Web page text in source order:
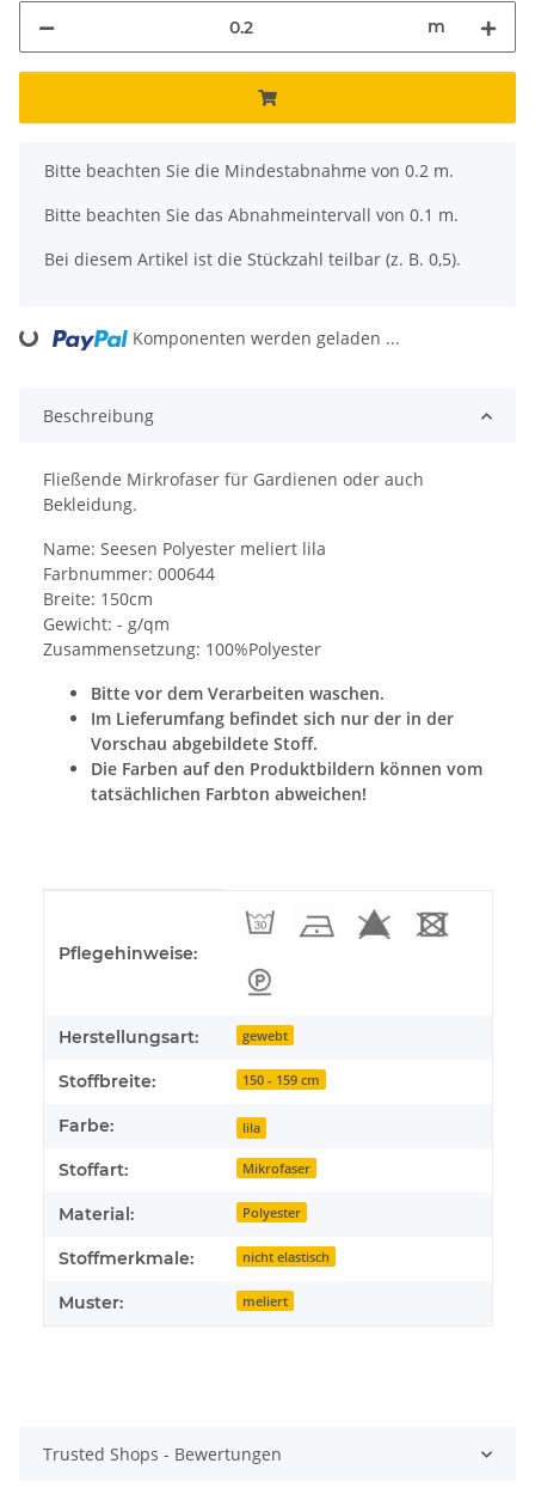
m
x
Bitte beachten Sie die Mindestabnahme von 0.2 m.
Bitte beachten Sie das Abnahmeintervall von 0.1 m.
Bei diesem Artikel ist die Stückzahl teilbar (z. B. 0,5).
Komponenten werden geladen ...
Beschreibung
Fließende Mirkrofaser für Gardienen oder auch
Bekleidung.
Name: Seesen Polyester meliert lila
Farbnummer: 000644
Breite: 150cm
Gewicht: - g/qm
Zusammensetzung: 100%Polyester
Bitte vor dem Verarbeiten waschen.
Im Lieferumfang befindet sich nur der in der
Vorschau abgebildete Stoff.
Die Farben auf den Produktbildern können vom
tatsächlichen Farbton abweichen!
Pflegehinweise:
Herstellungsart: gewebt
Stoffbreite: 150 - 159 cm
Farbe: lila
Stoffart: Mikrofaser
Material: Polyester
Stoffmerkmale: nicht elastisch
Muster: meliert
Trusted Shops - Bewertungen